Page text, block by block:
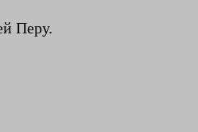
Перу.